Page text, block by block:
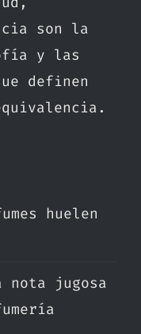
son la
y las
definen
huelen
nota jugosa